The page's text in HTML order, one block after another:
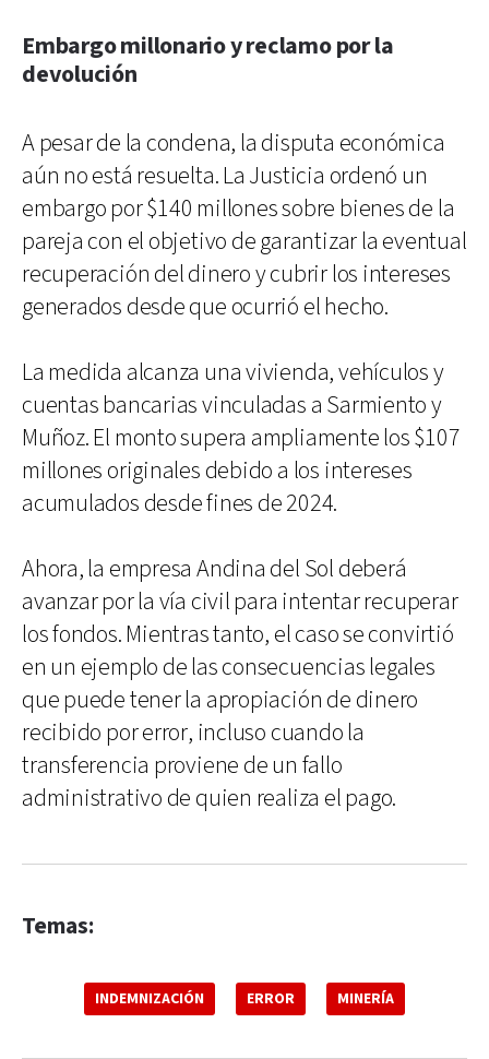
Embargo millonario y reclamo por la
devolución
A pesar de la condena, la disputa económica
aún no está resuelta. La Justicia ordenó un
embargo por $140 millones sobre bienes de la
pareja con el objetivo de garantizar la eventual
recuperación del dinero y cubrir los intereses
generados desde que ocurrió el hecho.
La medida alcanza una vivienda, vehículos y
cuentas bancarias vinculadas a Sarmiento y
Muñoz. El monto supera ampliamente los $107
millones originales debido a los intereses
acumulados desde fines de 2024.
Ahora, la empresa Andina del Sol deberá
avanzar por la vía civil para intentar recuperar
los fondos. Mientras tanto, el caso se convirtió
en un ejemplo de las consecuencias legales
que puede tener la apropiación de dinero
recibido por error, incluso cuando la
transferencia proviene de un fallo
administrativo de quien realiza el pago.
Temas:
INDEMNIZACIÓN ERROR MINERÍA